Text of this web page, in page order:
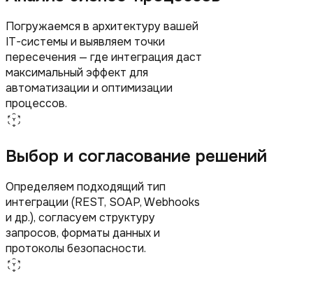
Погружаемся в архитектуру вашей
IT-системы и выявляем точки
пересечения — где интеграция даст
максимальный эффект для
автоматизации и оптимизации
процессов.
Выбор и согласование решений
Определяем подходящий тип
интеграции (REST, SOAP, Webhooks
и др.), согласуем структуру
запросов, форматы данных и
протоколы безопасности.